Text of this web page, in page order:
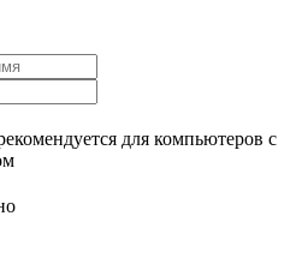
для компьютеров с